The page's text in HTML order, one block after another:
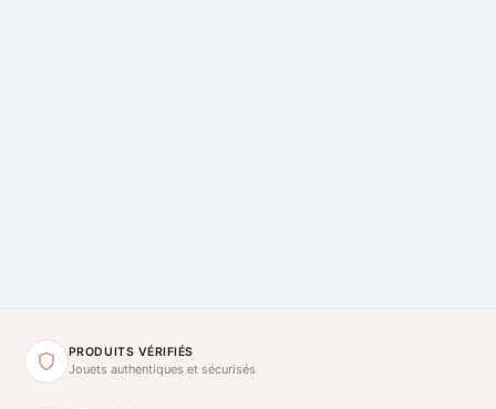
PRODUITS VÉRIFIÉS
Jouets authentiques et sécurisés